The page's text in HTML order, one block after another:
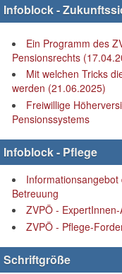
Infoblock -
Ein Programm des
Pensionsrechts
Mit welchen Tricks
werden (21.06.2025)
Freiwillige
Pensionssystems
Infoblock - Pflege
Betreuung
ZVPÖ -
ZVPÖ - Pflege-
Schriftgröße